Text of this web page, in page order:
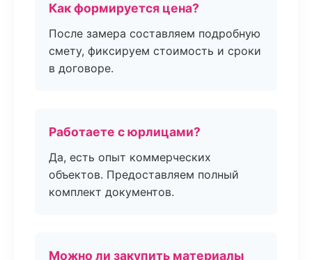
Как формируется цена?
После замера составляем подробную
смету, фиксируем стоимость и сроки
в договоре.
Работаете с юрлицами?
Да, есть опыт коммерческих
объектов. Предоставляем полный
комплект документов.
Можно ли закупить материалы